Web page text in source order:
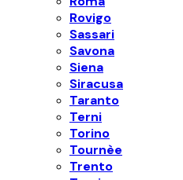
Rovigo
Sassari
Savona
Siena
Siracusa
Taranto
Terni
Torino
Tournèe
Trento